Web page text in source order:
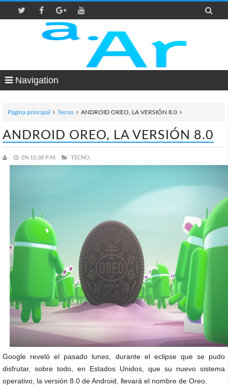

Navigation
Página principal Tecno ANDROID OREO, LA VERSIÓN 8.0
ANDROID OREO, LA VERSIÓN 8.0
EN 11:38 P.M. TECNO,
Google reveló el pasado lunes, durante el eclipse que se pudo
disfrutar, sobre todo, en Estados Unidos, que su nuevo sistema
operativo, la versión 8.0 de Android, llevará el nombre de Oreo.